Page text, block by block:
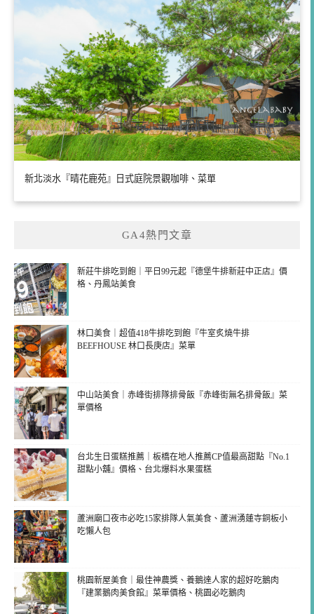
新北淡水『晴花鹿苑』日式庭院景觀咖啡、菜單
GA4熱門文章
新莊牛排吃到飽｜平日99元起『德堡牛排新莊中正店』價
格、丹鳳站美食
林口美食｜超值418牛排吃到飽『牛室炙燒牛排
BEEFHOUSE 林口長庚店』菜單
中山站美食｜赤峰街排隊排骨飯『赤峰街無名排骨飯』菜
單價格
台北生日蛋糕推薦｜板橋在地人推薦CP值最高甜點『No.1
甜點小舖』價格、台北爆料水果蛋糕
蘆洲廟口夜市必吃15家排隊人氣美食、蘆洲湧蓮寺銅板小
吃懶人包
桃園新屋美食｜最佳神農獎、養鵝達人家的超好吃鵝肉
『建業鵝肉美食館』菜單價格、桃園必吃鵝肉